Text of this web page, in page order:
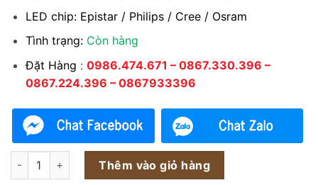
LED chip: Epistar / Philips / Cree / Osram
Tình trạng: Còn hàng
Đặt Hàng : 0986.474.671 – 0867.330.396 –
0867.224.396 – 0867933396
Đèn LED nhà xưởng highbay x4 110w 120w 130w 140w 150w
Thêm vào giỏ hàng